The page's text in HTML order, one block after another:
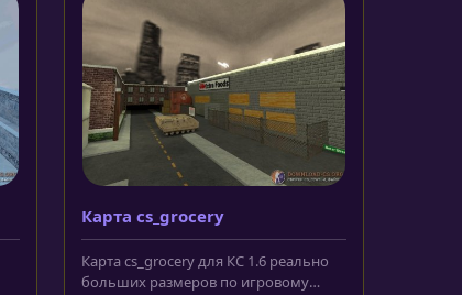
Карта cs_grocery
Карта cs_grocery для КС 1.6 реально
больших размеров по игровому